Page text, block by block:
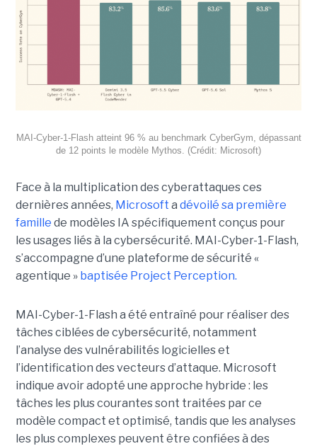
MAI-Cyber-1-Flash atteint 96 % au benchmark CyberGym, dépassant
de 12 points le modèle Mythos. (Crédit: Microsoft)
Face à la multiplication des cyberattaques ces
dernières années, Microsoft a dévoilé sa première
famille de modèles IA spécifiquement conçus pour
les usages liés à la cybersécurité. MAI-Cyber-1-Flash,
s’accompagne d’une plateforme de sécurité «
agentique » baptisée Project Perception.
MAI-Cyber-1-Flash a été entraîné pour réaliser des
tâches ciblées de cybersécurité, notamment
l’analyse des vulnérabilités logicielles et
l’identification des vecteurs d’attaque. Microsoft
indique avoir adopté une approche hybride : les
tâches les plus courantes sont traitées par ce
modèle compact et optimisé, tandis que les analyses
les plus complexes peuvent être confiées à des